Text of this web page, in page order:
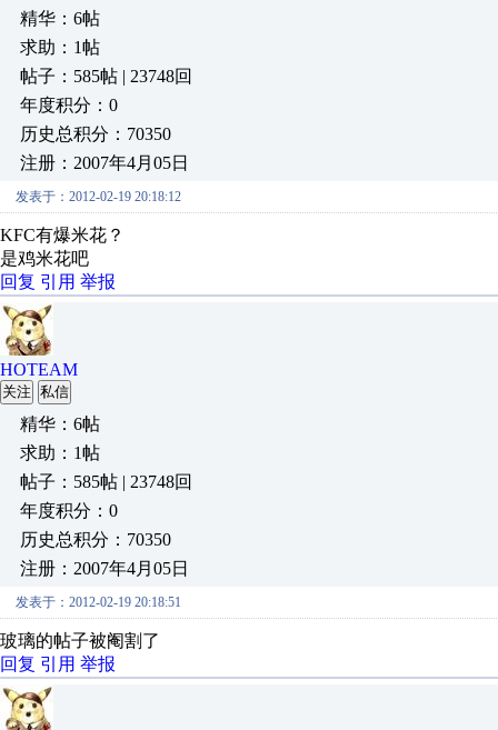
精华：6帖
求助：1帖
帖子：585帖 | 23748回
年度积分：0
历史总积分：70350
注册：2007年4月05日
发表于：2012-02-19 20:18:12
KFC有爆米花？
是鸡米花吧
回复 引用 举报
HOTEAM
关注 私信
精华：6帖
求助：1帖
帖子：585帖 | 23748回
年度积分：0
历史总积分：70350
注册：2007年4月05日
发表于：2012-02-19 20:18:51
玻璃的帖子被阉割了
回复 引用 举报